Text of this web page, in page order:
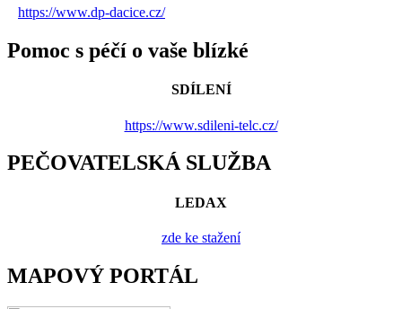
https://www.dp-dacice.cz/
Pomoc s péčí o vaše blízké
SDÍLENÍ
https://www.sdileni-telc.cz/
PEČOVATELSKÁ SLUŽBA
LEDAX
zde ke stažení
MAPOVÝ PORTÁL